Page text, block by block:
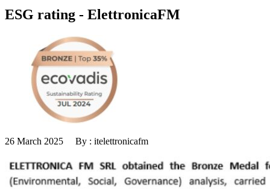
ESG rating - ElettronicaFM
26 March 2025 By : itelettronicafm